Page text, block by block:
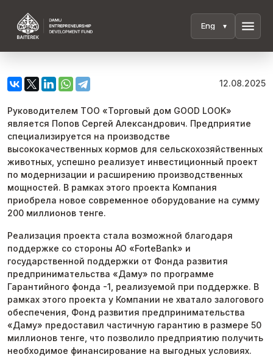
menu
12.08.2025
Руководителем ТОО «Торговый дом GOOD LOOK»
является Попов Сергей Александрович. Предприятие
специализируется на производстве
высококачественных кормов для сельскохозяйственных
животных, успешно реализует инвестиционный проект
по модернизации и расширению производственных
мощностей. В рамках этого проекта Компания
приобрела новое современное оборудование на сумму
200 миллионов тенге.
Реализация проекта стала возможной благодаря
поддержке со стороны АО «ForteBank» и
государственной поддержки от Фонда развития
предпринимательства «Даму» по программе
Гарантийного фонда -1, реализуемой при поддержке. В
рамках этого проекта у Компании не хватало залогового
обеспечения, Фонд развития предпринимательства
«Даму» предоставил частичную гарантию в размере 50
миллионов тенге, что позволило предприятию получить
необходимое финансирование на выгодных условиях.